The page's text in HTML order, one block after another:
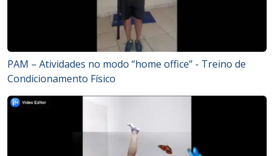
PAM – Atividades no modo “home office” - Treino de
Condicionamento Físico